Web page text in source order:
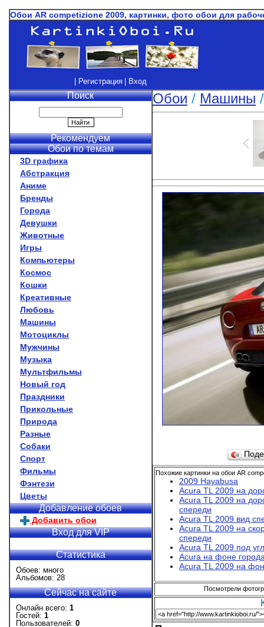
Обои AR competizione 2009, картинки, фото обои для
| Регистрация | Вход
Поиск
Рекомендуем
Обои по темам
3D графика
Абстракция
Аниме
Бренды
Города
Девушки
Животные
Игры
Компьютеры
Космос
Кошки
Креативные
Любовь
Машины
Мотоциклы
Мужчины
Музыка
Мультфильмы
Новый год
Праздники
Прикольные
Природа
Разные
Собаки
Спорт
Фильмы
Фэнтези
Цветы
Добавление обоев
Добавить обои
Вход для VIP
Статистика
Обоев: много
Альбомов: 28
Сейчас на сайте
Онлайн всего: 1
Гостей: 1
Пользователей: 0
Обои / Машины
Похожие картинки на обои AR
2009 Hayabusa
Acura TL 2009 на
Acura TL 2009 на
спереди
Acura TL 2009 вид
Acura TL 2009 на
спереди
Acura TL 2009 под
Acura на фоне
Acura TL 2009 на
Посмотрели